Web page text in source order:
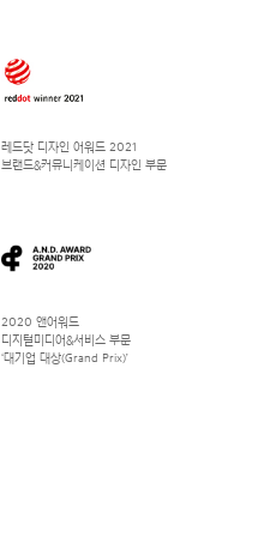
레드닷 디자인 어워드 2021
브랜드&커뮤니케이션 디자인 부문
2020 앤어워드
디지털미디어&서비스 부문
‘대기업 대상(Grand Prix)’